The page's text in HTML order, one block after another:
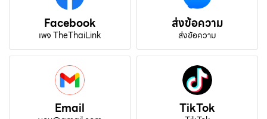
Facebook
เพจ TheThaiLink
ส่งข้อความ
ส่งข้อความ
Email TikTok